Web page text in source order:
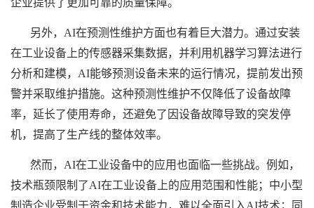
另外，AI在预测性维护方面也有着巨大潜力。通过安装
在工业设备 上的传感器采集数据，并利用机器学习算法进行
分析和建模，AI能够预测设备未来的运行情况，提前发出预
警并采取维护措施。这种预测性维护不仅降低了设备故障
率，延长了使用寿命，还避免了因设备故障导致的突发停
机，提高了生产线的整体效率。
然而，AI在工业设备中的应用也面临一些挑战。例如，
技术瓶颈限制了AI在工业设备 上的应用范围和性能；中小型
制造企业受制于资金和技术能力，难以全面引入AI技术；同